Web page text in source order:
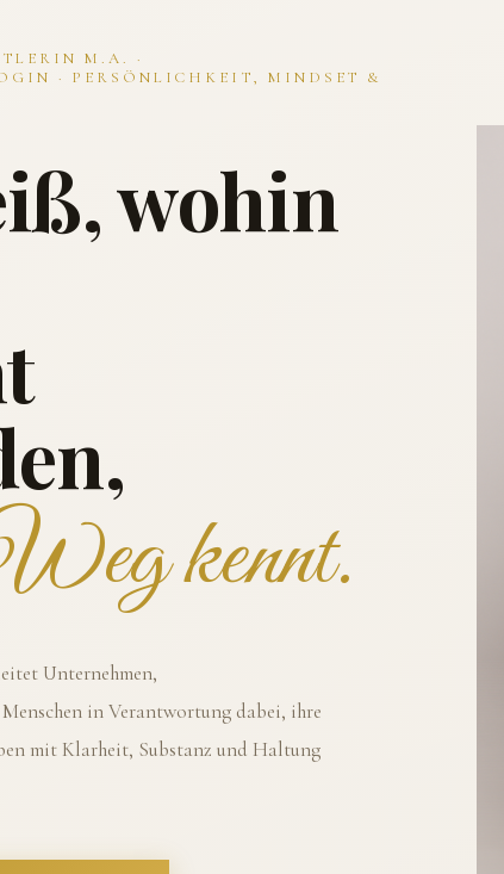
M.A. ·
· PERSÖNLICHKEIT, MINDSET &
wohin
kennt.
Unternehmen,
in Verantwortung dabei, ihre
mit Klarheit, Substanz und Haltung